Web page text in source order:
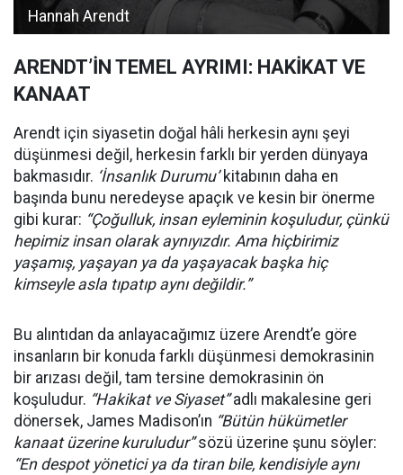
Hannah Arendt
ARENDT’İN TEMEL AYRIMI: HAKİKAT VE
KANAAT
Arendt için siyasetin doğal hâli herkesin aynı şeyi
düşünmesi değil, herkesin farklı bir yerden dünyaya
bakmasıdır. ‘İnsanlık Durumu’kitabının daha en
başında bunu neredeyse apaçık ve kesin bir önerme
gibi kurar: “Çoğulluk, insan eyleminin koşuludur, çünkü
hepimiz insan olarak aynıyızdır. Ama hiçbirimiz
yaşamış, yaşayan ya da yaşayacak başka hiç
kimseyle asla tıpatıp aynı değildir.”
Bu alıntıdan da anlayacağımız üzere Arendt’e göre
insanların bir konuda farklı düşünmesi demokrasinin
bir arızası değil, tam tersine demokrasinin ön
koşuludur. “Hakikat ve Siyaset”adlı makalesine geri
dönersek, James Madison’ın “Bütün hükümetler
kanaat üzerine kuruludur”sözü üzerine şunu söyler:
“En despot yönetici ya da tiran bile, kendisiyle aynı